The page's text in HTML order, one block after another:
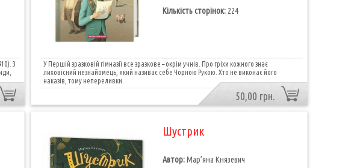
З
Кількість сторінок: 224
У Першій зразковій гімназії все зразкове – окрім учнів. Про гріхи кожного знає
лиховісний незнайомець, який називає себе Чорною Рукою. Хто не виконає його
наказів, тому непереливки.
50,00 грн.
Шустрик
Автор:Мар’яна Князевич